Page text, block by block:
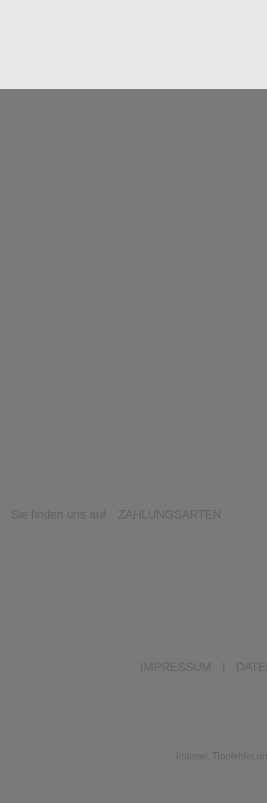
Sie finden uns auf ZAHLUNGSARTEN
IMPRESSUM
Irrtümer, Tippfehler